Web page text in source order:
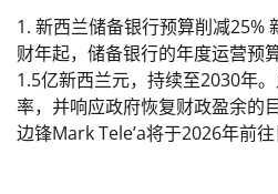
1. 新西兰储备银行预算削减25%
财年起，储备银行的年度运营预
1.5亿新西兰元，持续至2030年
率，并响应政府恢复财政盈余的
边锋Mark Tele’a将于2026年前